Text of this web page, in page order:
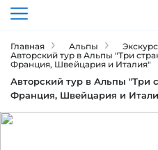
Главная Альпы
Авторский тур в Альпы "Три
Франция, Швейцария и Италия"
Авторский тур в Альпы "Три
Франция, Швейцария и